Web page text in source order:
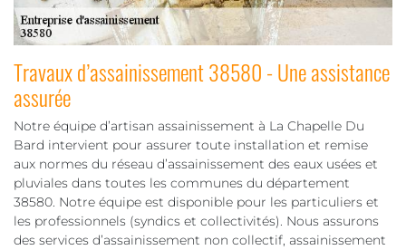
Travaux d’assainissement 38580 - Une assistance
assurée
Notre équipe d’artisan assainissement à La Chapelle Du
Bard intervient pour assurer toute installation et remise
aux normes du réseau d’assainissement des eaux usées et
pluviales dans toutes les communes du département
38580. Notre équipe est disponible pour les particuliers et
les professionnels (syndics et collectivités). Nous assurons
des services d’assainissement non collectif, assainissement